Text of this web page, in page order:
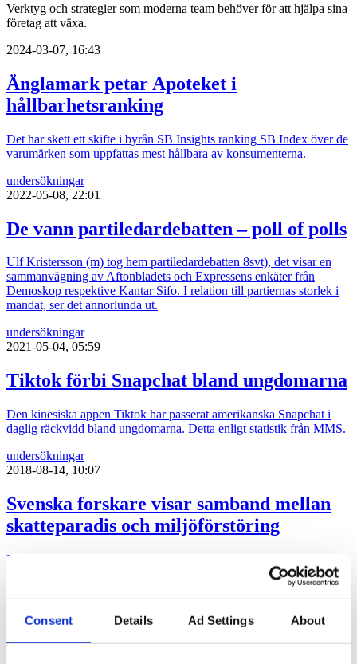
Consent Details Ad Settings About
Verktyg och strategier som moderna team behöver för att hjälpa sina
företag att växa.
2024-03-07, 16:43
Änglamark petar Apoteket i
hållbarhetsranking
Det har skett ett skifte i byrån SB Insights ranking SB Index över de
varumärken som uppfattas mest hållbara av konsumenterna.
undersökningar
2022-05-08, 22:01
De vann partiledardebatten – poll of polls
Ulf Kristersson (m) tog hem partiledardebatten 8svt), det visar en
sammanvägning av Aftonbladets och Expressens enkäter från
Demoskop respektive Kantar Sifo. I relation till partiernas storlek i
mandat, ser det annorlunda ut.
undersökningar
2021-05-04, 05:59
Tiktok förbi Snapchat bland ungdomarna
Den kinesiska appen Tiktok har passerat amerikanska Snapchat i
daglig räckvidd bland ungdomarna. Detta enligt statistik från MMS.
undersökningar
2018-08-14, 10:07
Svenska forskare visar samband mellan
skatteparadis och miljöförstöring
Forskarna från Stockholm Resilience Centre, Kungliga
Vetenskapsakademin och universitetet i Amsterdam har presenterat
miljöförstöring.
undersökningar